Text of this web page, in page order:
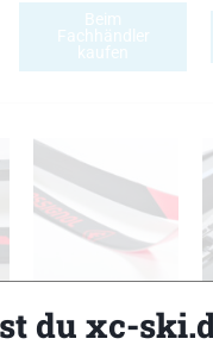
Beim
Fachhändler
kaufen
Premium+ C2
du xc-